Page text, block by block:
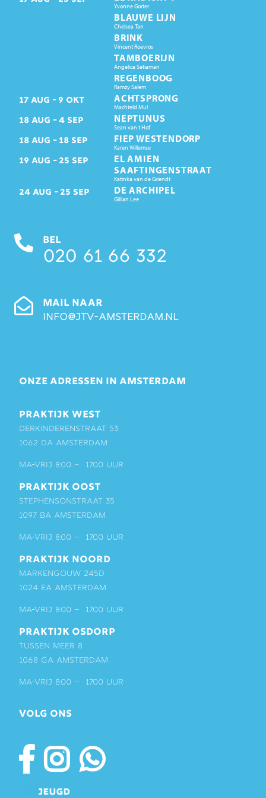
Yvonne Gorter
BLAUWE LIJN
Chelsea Tan
BRINK
Vincent Roevros
TAMBOERIJN
Angelica Setiaman
REGENBOOG
Ramzy Salem
17 AUG 9 OKT ACHTSPRONG
Machteld Mul
18 AUG 4 SEP NEPTUNUS
Sean van t Hof
18 AUG 18 SEP FIEP WESTENDORP
Karen Willemse
19 AUG 25 SEP
EL AMIEN
SAAFTINGENSTRAAT
Katinka van de Griendt
24 AUG 25 SEP DE ARCHIPEL
Gillian Lee
BEL
020 61 66 332
MAIL NAAR
info@jtv-amsterdam.nl
ONZE ADRESSEN IN AMSTERDAM
PRAKTIJK WEST
Derkinderenstraat 53
1062 DA Amsterdam
ma-vrij 8:00 – 17:00 uur
PRAKTIJK OOST
Stephensonstraat 35
1097 BA Amsterdam
ma-vrij 8:00 – 17:00 uur
PRAKTIJK NOORD
Markengouw 245D
1024 EA Amsterdam
ma-vrij 8:00 – 17:00 uur
PRAKTIJK OSDORP
Tussen Meer 8
1068 GA Amsterdam
ma-vrij 8:00 – 17:00 uur
VOLG ONS